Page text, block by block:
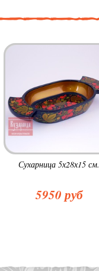
Сухарница 5х28х15 см.
5950 руб